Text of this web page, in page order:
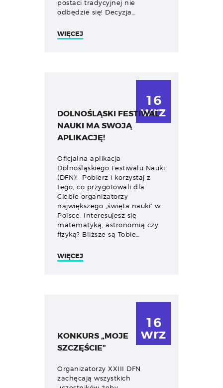
postaci tradycyjnej nie
odbędzie się! Decyzja…
WIĘCEJ
16
wrz
DOLNOŚLĄSKI FESTIWAL
NAUKI MA SWOJĄ
APLIKACJĘ!
Oficjalna aplikacja
Dolnośląskiego Festiwalu Nauki
(DFN)! Pobierz i korzystaj z
tego, co przygotowali dla
Ciebie organizatorzy
największego „święta nauki” w
Polsce. Interesujesz się
matematyką, astronomią czy
fizyką? Bliższe są Tobie…
WIĘCEJ
16
wrz
KONKURS „MOJE
SZCZĘŚCIE”
Organizatorzy XXIII DFN
zachęcają wszystkich